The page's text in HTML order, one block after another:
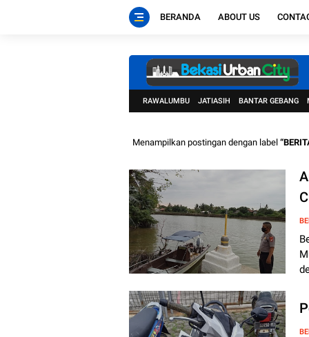
BERANDA ABOUT US
RAWALUMBU JATIASIH BANTAR GEBANG
Menampilkan postingan dengan label